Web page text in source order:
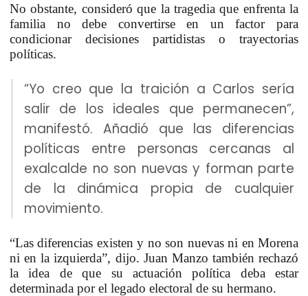
No obstante, consideró que la tragedia que enfrenta la
familia no debe convertirse en un factor para
condicionar decisiones partidistas o trayectorias
políticas.
“Yo creo que la traición a Carlos sería
salir de los ideales que permanecen”,
manifestó. Añadió que las diferencias
políticas entre personas cercanas al
exalcalde no son nuevas y forman parte
de la dinámica propia de cualquier
movimiento.
“Las diferencias existen y no son nuevas ni en Morena
ni en la izquierda”, dijo. Juan Manzo también rechazó
la idea de que su actuación política deba estar
determinada por el legado electoral de su hermano.